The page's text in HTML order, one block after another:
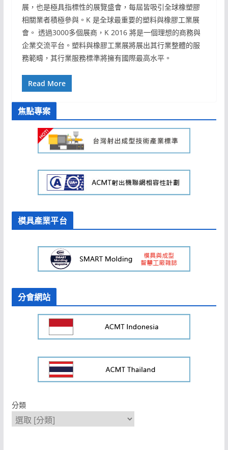
展，也是極具指標性的展覽盛會，每屆皆吸引全球橡塑膠
相關業者積極參與。K 是全球最重要的塑料與橡膠工業展
會。 透過3000多個展商，K 2016 將是一個理想的商務與
企業交流平台。塑料與橡膠工業展將展出其行業整體的服
務範疇，其行業服務標準將擁有國際最高水平。
Read More
焦點專案
模具產業平台
分會網站
分類